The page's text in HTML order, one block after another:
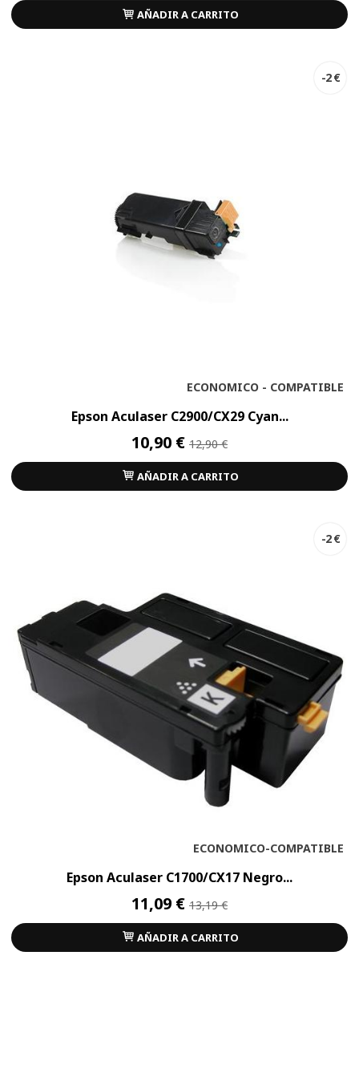
AÑADIR A CARRITO
ECONOMICO - COMPATIBLE
-2 €
Epson Aculaser C2900/CX29 Cyan...
10,90 € 12,90 €
AÑADIR A CARRITO
ECONOMICO-COMPATIBLE
-2 €
Epson Aculaser C1700/CX17 Negro...
11,09 € 13,19 €
AÑADIR A CARRITO